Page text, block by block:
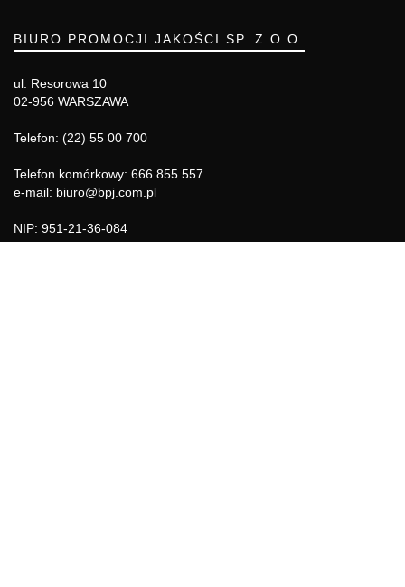
BIURO PROMOCJI JAKOŚCI SP. Z O.O.
ul. Resorowa 10
02-956 WARSZAWA
Telefon: (22) 55 00 700
Telefon komórkowy: 666 855 557
e-mail: biuro@bpj.com.pl
NIP: 951-21-36-084
REGON: 015897725